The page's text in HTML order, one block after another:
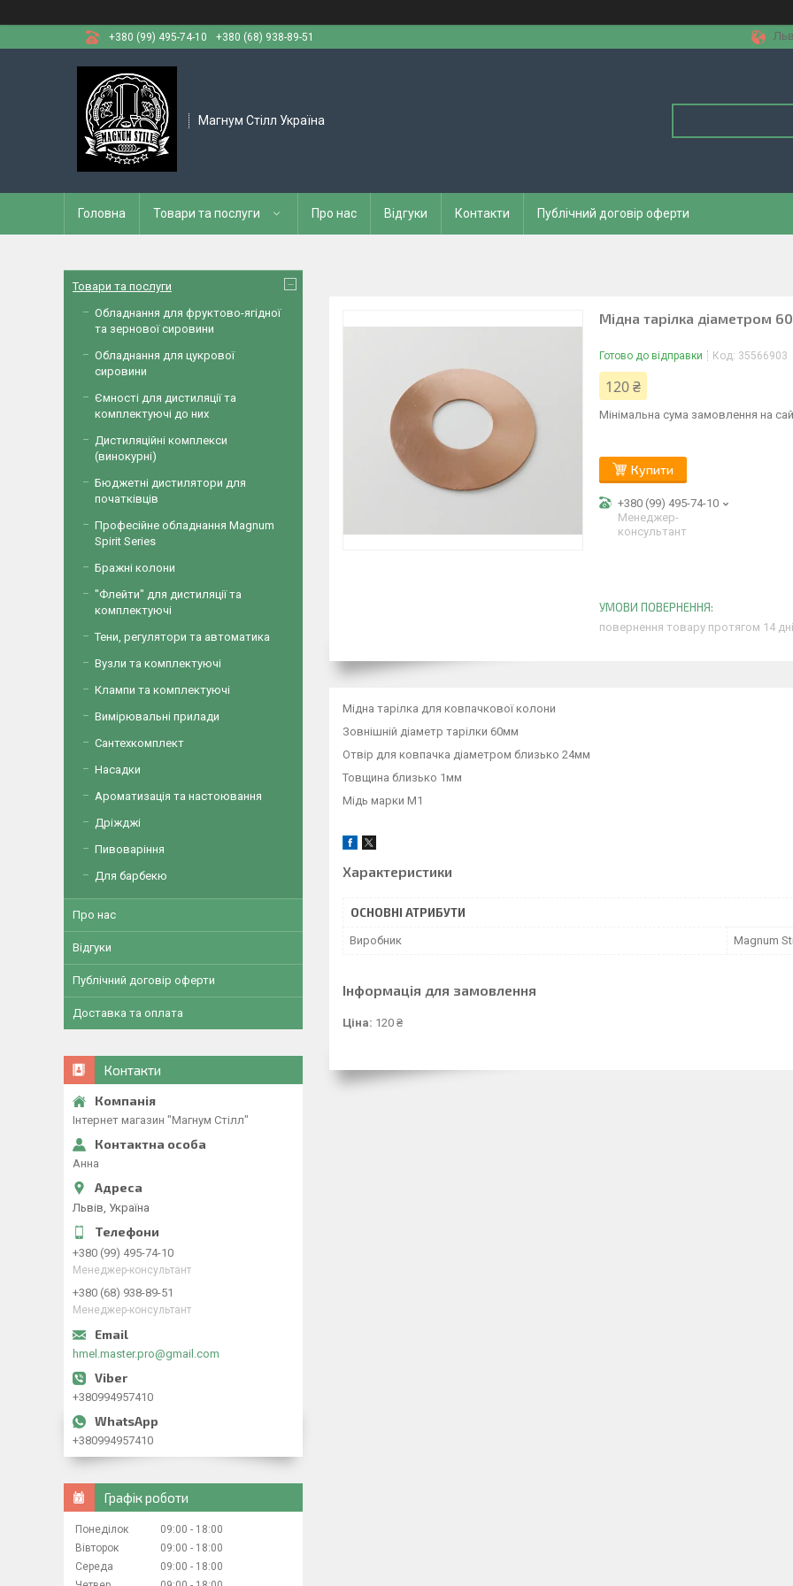
+380 (99) 495-74-10 +380 (68) 938-89-51
Магнум Стілл Україна
Головна Товари та послуги Про нас Відгуки Контакти Публічний договір оферти
Мідна тарілка діаметром
Готово до відправки Код: 35566903
120 ₴
Мінімальна сума замовлення на
Купити
+380 (99) 495-74-10
Менеджер-
консультант
повернення товару протягом 14
Мідна тарілка для ковпачкової колони
Зовнішній діаметр тарілки 60мм
Отвір для ковпачка діаметром близько 24мм
Товщина близько 1мм
Мідь марки М1
Характеристики
ОСНОВНІ АТРИБУТИ
Виробник Magnum
Інформація для замовлення
Ціна: 120 ₴
Товари та послуги
Обладнання для фруктово-ягідної
та зернової сировини
Обладнання для цукрової
сировини
Ємності для дистиляції та
комплектуючі до них
Дистиляційні комплекси
(винокурні)
Бюджетні дистилятори для
початківців
Професійне обладнання Magnum
Spirit Series
Бражні колони
"Флейти" для дистиляції та
комплектуючі
Тени, регулятори та автоматика
Вузли та комплектуючі
Клампи та комплектуючі
Вимірювальні прилади
Сантехкомплект
Насадки
Ароматизація та настоювання
Дріжджі
Пивоваріння
Для барбекю
Про нас
Відгуки
Публічний договір оферти
Доставка та оплата
Контакти
Інтернет магазин "Магнум Стілл"
Анна
Львів, Україна
+380 (99) 495-74-10
Менеджер-консультант
+380 (68) 938-89-51
Менеджер-консультант
hmel.master.pro@gmail.com
+380994957410
+380994957410
Графік роботи
Понеділок 09:00
18:00
Вівторок
09:00
18:00
Середа
09:00
18:00